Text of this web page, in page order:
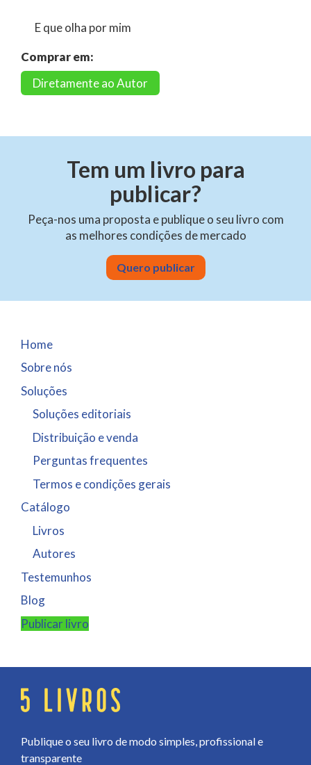
E que olha por mim
Comprar em:
Diretamente ao Autor
Tem um livro para
publicar?
Peça-nos uma proposta e publique o seu livro com
as melhores condições de mercado
Quero publicar
Home
Sobre nós
Soluções
Soluções editoriais
Distribuição e venda
Perguntas frequentes
Termos e condições gerais
Catálogo
Livros
Autores
Testemunhos
Blog
Publicar livro
Publique o seu livro de modo simples, profissional e
transparente